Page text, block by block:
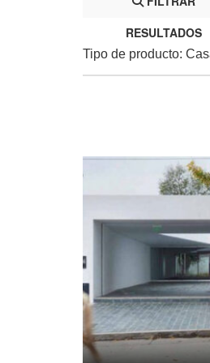
RESULTADOS
Tipo de producto: